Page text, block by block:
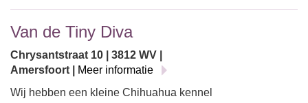
Van de Tiny Diva
Chrysantstraat 10 | 3812 WV |
Amersfoort |
Meer informatie
Wij hebben een kleine Chihuahua kennel